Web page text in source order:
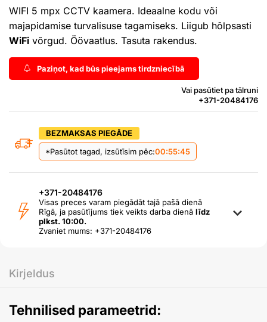
WIFI 5 mpx CCTV kaamera. Ideaalne kodu või
majapidamise turvalisuse tagamiseks. Liigub hõlpsasti
WiFi võrgud. Öövaatlus. Tasuta rakendus.
Paziņot, kad būs pieejams tirdzniecībā
Vai pasūtiet pa tālruni
+371-20484176
BEZMAKSAS PIEGĀDE
*Pasūtot tagad, izsūtīsim pēc:00:55:44
+371-20484176
Visas preces varam piegādāt tajā pašā dienā
Rīgā, ja pasūtījums tiek veikts darba dienā līdz
plkst. 10:00.
Zvaniet mums: +371-20484176
Kirjeldus
Tehnilised parameetrid: